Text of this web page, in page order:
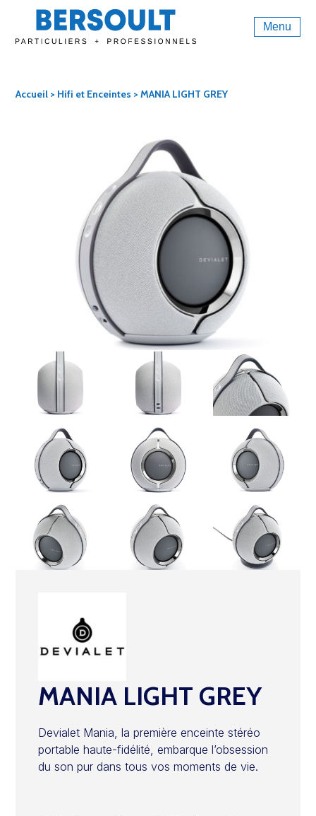
Menu
Accueil > Hifi et Enceintes > MANIA LIGHT GREY
MANIA LIGHT GREY
Devialet Mania, la première enceinte stéréo
portable haute-fidélité, embarque l’obsession
du son pur dans tous vos moments de vie.